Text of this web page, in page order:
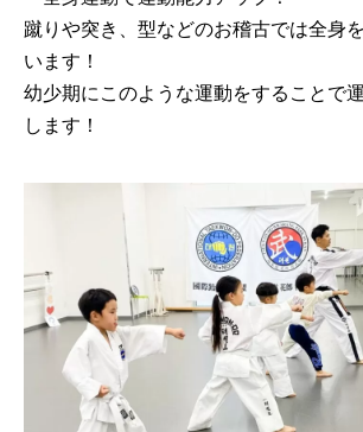
蹴りや突き、型などのお稽古では全身
います！
幼少期にこのような運動をすることで
します！